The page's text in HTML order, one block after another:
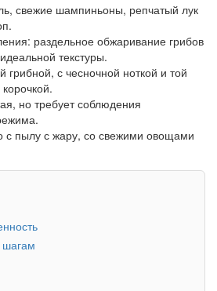
свежие шампиньоны, репчатый лук
раздельное обжаривание грибов
текстуры.
с чесночной ноткой и той
но требует соблюдения
с пылу с жару, со свежими овощами
шагам